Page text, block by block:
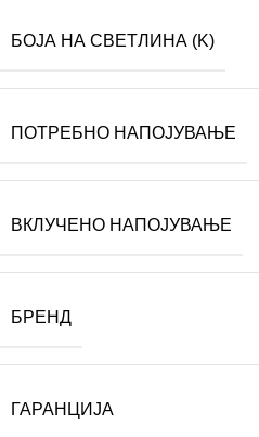
БОЈА НА СВЕТЛИНА (K)
ПОТРЕБНО НАПОЈУВАЊЕ
ВКЛУЧЕНО НАПОЈУВАЊЕ
БРЕНД
ГАРАНЦИЈА